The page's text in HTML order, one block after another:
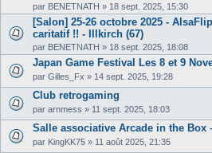
par BENETNATH » 18 sept. 2025, 15:30
[Salon] 25-26 octobre 2025 -
caritatif !! - Illkirch (67)
par BENETNATH » 18 sept. 2025, 18:08
Japan Game Festival Les 8 et 9
par Gilles_Fx » 14 sept. 2025, 19:28
Club retrogaming
par arnmess » 11 sept. 2025, 18:03
Salle associative Arcade in the Box
par KingKK75 » 11 août 2025, 21:35